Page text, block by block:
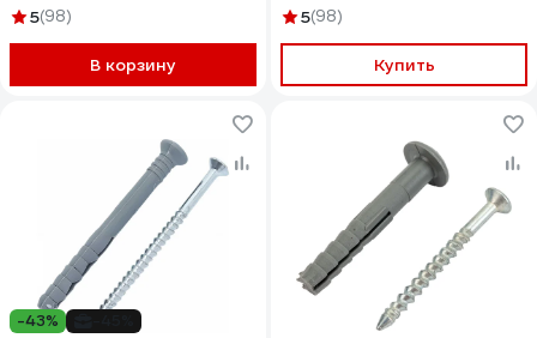
5(98)
В корзину
123853
5(98)
Купить
-43%